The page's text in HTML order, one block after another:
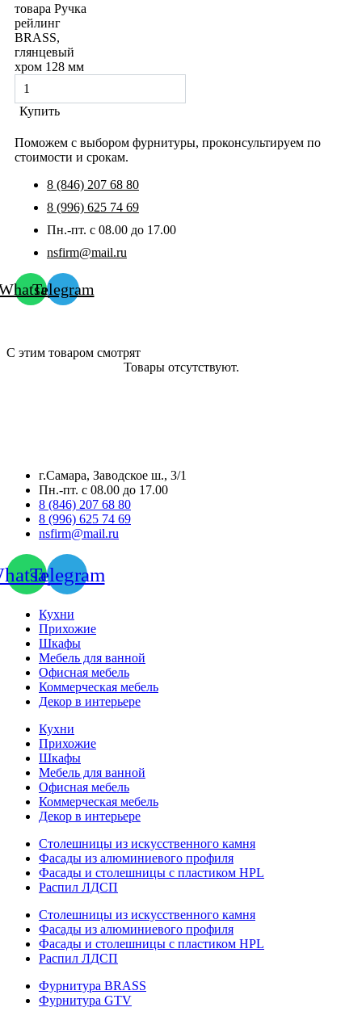
товара Ручка
рейлинг
BRASS,
глянцевый
хром 128 мм
Купить
Поможем с выбором фурнитуры, проконсультируем по
стоимости и срокам.
8 (846) 207 68 80
8 (996) 625 74 69
Пн.-пт. с 08.00 до 17.00
nsfirm@mail.ru
Telegram
С этим товаром смотрят
Товары отсутствуют.
г.Самара, Заводское ш., 3/1
Пн.-пт. с 08.00 до 17.00
8 (846) 207 68 80
8 (996) 625 74 69
nsfirm@mail.ru
Telegram
Кухни
Прихожие
Шкафы
Мебель для ванной
Офисная мебель
Коммерческая мебель
Декор в интерьере
Кухни
Прихожие
Шкафы
Мебель для ванной
Офисная мебель
Коммерческая мебель
Декор в интерьере
Столешницы из искусственного камня
Фасады из алюминиевого профиля
Фасады и столешницы с пластиком HPL
Распил ЛДСП
Столешницы из искусственного камня
Фасады из алюминиевого профиля
Фасады и столешницы с пластиком HPL
Распил ЛДСП
Фурнитура BRASS
Фурнитура GTV